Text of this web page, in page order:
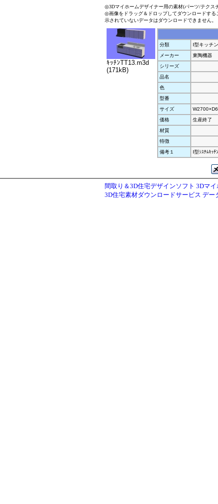
◎3Dマイホームデザイナー用の素材(パーツ/テクス
◎画像をドラッグ＆ドロップしてダウンロードす
示されていないデータはダウンロードできません。
ｷｯﾁﾝTT13.m3d
(171kB)
分類
I型キッチン
メーカー
東陶機器
シリーズ
品名
色
型番
サイズ
価格
生産終了
材質
特徴
備考１
I型ｼｽﾃﾑｷｯﾁ
間取り＆3D住宅デザインソフト 3Dマ
3D住宅素材ダウンロードサービス デー